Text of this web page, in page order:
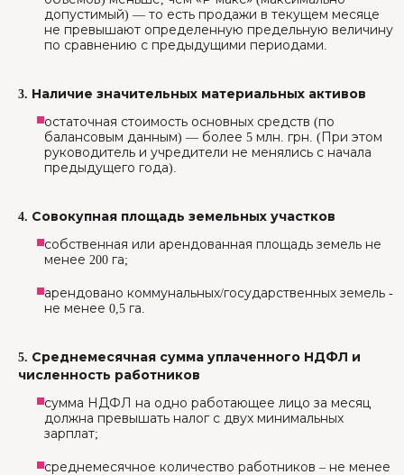
допустимый) — то есть продажи в текущем месяце
не превышают определенную предельную величину
по сравнению с предыдущими периодами.
3. Наличие значительных материальных активов
остаточная стоимость основных средств (по
балансовым данным) — более 5 млн. грн. (При этом
руководитель и учредители не менялись с начала
предыдущего года).
4. Совокупная площадь земельных участков
собственная или арендованная площадь земель не
менее 200 га;
арендовано коммунальных/государственных земель -
не менее 0,5 га.
5. Среднемесячная сумма уплаченного НДФЛ и
численность работников
сумма НДФЛ на одно работающее лицо за месяц
должна превышать налог с двух минимальных
зарплат;
среднемесячное количество работников – не менее